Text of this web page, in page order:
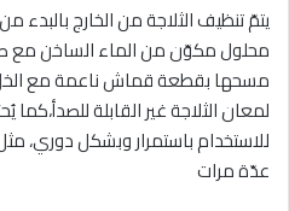
يتمّ تنظيف الثلاجة من الخارج بالبدء
محلول مكوّن من الماء الساخن مع
مسحها بقطعة قماش ناعمة مع
لمعان الثلاجة غير القابلة
للاستخدام باستمرار وبشكل دوري،
عدّة مرات